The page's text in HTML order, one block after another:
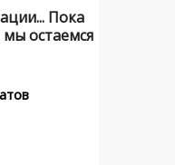
Пока
остаемся